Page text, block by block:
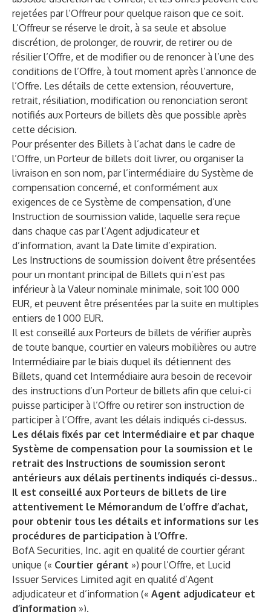
rejetées par l’Offreur pour quelque raison que ce soit.
L’Offreur se réserve le droit, à sa seule et absolue
discrétion, de prolonger, de rouvrir, de retirer ou de
résilier l’Offre, et de modifier ou de renoncer à l’une des
conditions de l’Offre, à tout moment après l’annonce de
l’Offre. Les détails de cette extension, réouverture,
retrait, résiliation, modification ou renonciation seront
notifiés aux Porteurs de billets dès que possible après
cette décision.
Pour présenter des Billets à l’achat dans le cadre de
l’Offre, un Porteur de billets doit livrer, ou organiser la
livraison en son nom, par l’intermédiaire du Système de
compensation concerné, et conformément aux
exigences de ce Système de compensation, d’une
Instruction de soumission valide, laquelle sera reçue
dans chaque cas par l’Agent adjudicateur et
d’information, avant la Date limite d’expiration.
Les Instructions de soumission doivent être présentées
pour un montant principal de Billets qui n’est pas
inférieur à la Valeur nominale minimale, soit 100 000
EUR, et peuvent être présentées par la suite en multiples
entiers de 1 000 EUR.
Il est conseillé aux Porteurs de billets de vérifier auprès
de toute banque, courtier en valeurs mobilières ou autre
Intermédiaire par le biais duquel ils détiennent des
Billets, quand cet Intermédiaire aura besoin de recevoir
des instructions d’un Porteur de billets afin que celui-ci
puisse participer à l’Offre ou retirer son instruction de
participer à l’Offre, avant les délais indiqués ci-dessus.
Les délais fixés par cet Intermédiaire et par chaque
Système de compensation pour la soumission et le
retrait des Instructions de soumission seront
antérieurs aux délais pertinents indiqués ci-dessus..
Il est conseillé aux Porteurs de billets de lire
attentivement le Mémorandum de l’offre d’achat,
pour obtenir tous les détails et informations sur les
procédures de participation à l’Offre.
BofA Securities, Inc. agit en qualité de courtier gérant
unique (« Courtier gérant ») pour l’Offre, et Lucid
Issuer Services Limited agit en qualité d’Agent
adjudicateur et d’information (« Agent adjudicateur et
d’information »).